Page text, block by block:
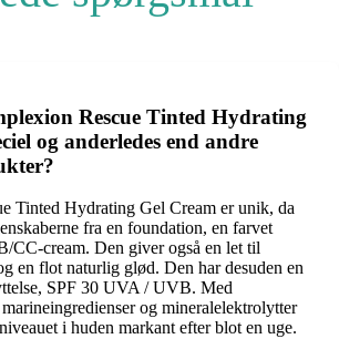
Rescue Tinted Hydrating
og anderledes end andre
Tinted Hydrating Gel Cream er unik, da
fra en foundation, en farvet
CC-cream. Den giver også en let til
en flot naturlig glød. Den har desuden en
SPF 30 UVA / UVB. Med
og mineralelektrolytter
i huden markant efter blot en uge.